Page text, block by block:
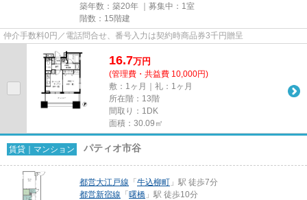
築年数：築20年 ｜募集中： 1室
階数：15階建
仲介手数料0円／電話問合せ、番号入力は契約時商品券3千円贈呈
16.7万円
(管理費・共益費 10,000円)
敷：1ヶ月｜礼：1ヶ月
所在階：13階
間取り：1DK
面積：30.09㎡
賃貸｜マンション パティオ市谷
都営大江戸線 「 牛込柳町 」駅 徒歩7分
都営新宿線 「 曙橋 」駅 徒歩10分